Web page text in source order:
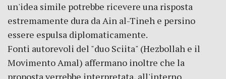
un'idea simile potrebbe ricevere una risposta
estremamente dura da Ain al-Tineh e persino
essere espulsa diplomaticamente.
Fonti autorevoli del "duo Sciita" (Hezbollah e il
Movimento Amal) affermano inoltre che la
proposta verrebbe interpretata, all'interno